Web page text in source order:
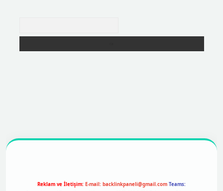
Reklam ve İletişim: E-mail: backlinkpaneli@gmail.com Teams: